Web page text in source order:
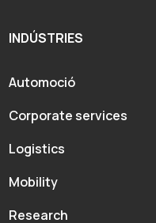
INDÚSTRIES
Automoció
Corporate services
Logistics
Mobility
Research